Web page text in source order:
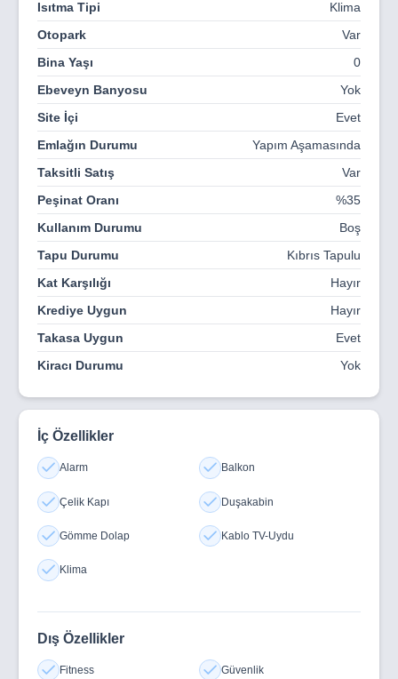
sahip olduğunuz mülk ne olursa olsun, manzaranın ve
ortamın tadını çıkarın. Havuzunuza bir dalış yapın ve
K-Islands, her günü farklı bir şekilde yaşayabileceğiniz bir
yer. Uyanın ve kendinize bir kitapta kaybolacağınız bir yer
bulun ya da tatil köyünün sunduğu tüm olanakların tadını
çıkarmak için saatlerce vakit geçirin. Çalışmanız
gerekiyorsa çalışabilir, ciddi ya da hafif bir egzersiz
yapmak istiyorsanız size sunulan çeşitli açık hava ve
kapalı alanları kullanabilirsiniz.
Isıtma Tipi
Klima
Otopark
Var
Bina Yaşı
0
Ebeveyn Banyosu
Yok
Site İçi
Evet
Emlağın Durumu
Yapım Aşamasında
Taksitli Satış
Var
Peşinat Oranı
%35
Kullanım Durumu
Boş
Tapu Durumu
Kıbrıs Tapulu
Kat Karşılığı
Hayır
Krediye Uygun
Hayır
Takasa Uygun
Evet
Kiracı Durumu
Yok
İç Özellikler
Alarm Balkon
Çelik Kapı Duşakabin
Gömme Dolap Kablo TV-Uydu
Klima
Dış Özellikler
Fitness Güvenlik